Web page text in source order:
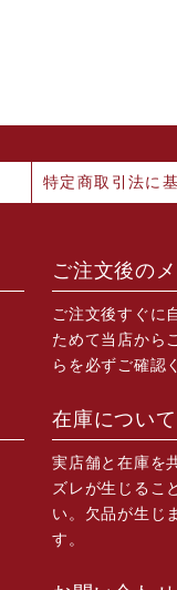
特定商取引法に
ご注文後の
ご注文後すぐに
ためて当店から
らを必ずご確認
在庫について
実店舗と在庫を
ズレが生じるこ
い。欠品が生じ
す。